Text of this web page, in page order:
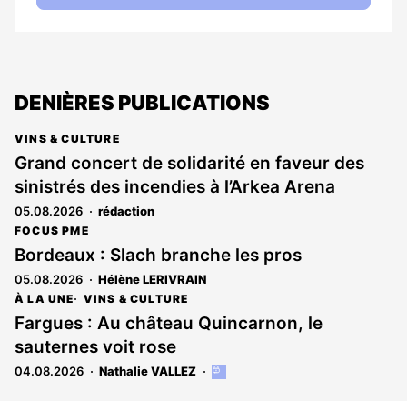
DENIÈRES PUBLICATIONS
VINS & CULTURE
Grand concert de solidarité en faveur des
sinistrés des incendies à l’Arkea Arena
05.08.2026 rédaction
FOCUS PME
Bordeaux : Slach branche les pros
05.08.2026 Hélène LERIVRAIN
À LA UNE VINS & CULTURE
Fargues : Au château Quincarnon, le
sauternes voit rose
04.08.2026 Nathalie VALLEZ
Cet